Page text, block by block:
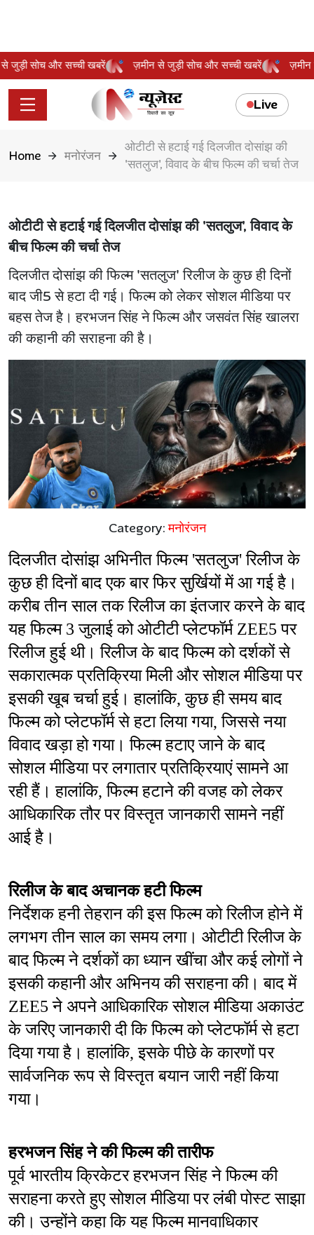
से जुड़ी सोच और सच्ची खबरें ज़मीन से जुड़ी सोच और सच्ची खबरें
Live
Home मनोरंजन
ओटीटी से हटाई गई दिलजीत दोसांझ की
'सतलुज', विवाद के बीच फिल्म की चर्चा तेज
ओटीटी से हटाई गई दिलजीत दोसांझ की 'सतलुज', विवाद के
बीच फिल्म की चर्चा तेज
दिलजीत दोसांझ की फिल्म 'सतलुज' रिलीज के कुछ ही दिनों
बाद जी5 से हटा दी गई। फिल्म को लेकर सोशल मीडिया पर
बहस तेज है। हरभजन सिंह ने फिल्म और जसवंत सिंह खालरा
की कहानी की सराहना की है।
Category:मनोरंजन
दिलजीत दोसांझ अभिनीत फिल्म 'सतलुज' रिलीज के
कुछ ही दिनों बाद एक बार फिर सुर्खियों में आ गई है।
करीब तीन साल तक रिलीज का इंतजार करने के बाद
यह फिल्म 3 जुलाई को ओटीटी प्लेटफॉर्म ZEE5 पर
रिलीज हुई थी। रिलीज के बाद फिल्म को दर्शकों से
सकारात्मक प्रतिक्रिया मिली और सोशल मीडिया पर
इसकी खूब चर्चा हुई। हालांकि, कुछ ही समय बाद
फिल्म को प्लेटफॉर्म से हटा लिया गया, जिससे नया
विवाद खड़ा हो गया। फिल्म हटाए जाने के बाद
सोशल मीडिया पर लगातार प्रतिक्रियाएं सामने आ
रही हैं। हालांकि, फिल्म हटाने की वजह को लेकर
आधिकारिक तौर पर विस्तृत जानकारी सामने नहीं
आई है।
रिलीज के बाद अचानक हटी फिल्म
निर्देशक हनी तेहरान की इस फिल्म को रिलीज होने में
लगभग तीन साल का समय लगा। ओटीटी रिलीज के
बाद फिल्म ने दर्शकों का ध्यान खींचा और कई लोगों ने
इसकी कहानी और अभिनय की सराहना की। बाद में
ZEE5 ने अपने आधिकारिक सोशल मीडिया अकाउंट
के जरिए जानकारी दी कि फिल्म को प्लेटफॉर्म से हटा
दिया गया है। हालांकि, इसके पीछे के कारणों पर
सार्वजनिक रूप से विस्तृत बयान जारी नहीं किया
गया।
हरभजन सिंह ने की फिल्म की तारीफ
पूर्व भारतीय क्रिकेटर हरभजन सिंह ने फिल्म की
सराहना करते हुए सोशल मीडिया पर लंबी पोस्ट साझा
की। उन्होंने कहा कि यह फिल्म मानवाधिकार